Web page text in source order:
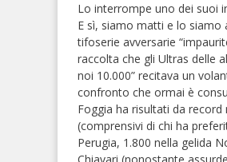
Lo interrompe uno dei suoi
E sì, siamo matti e lo siamo
tifoserie avversarie
raccolta che gli Ultras delle
noi 10.000” recitava un
confronto che ormai è
Foggia ha risultati da
(comprensivi di chi ha
Perugia, 1.800 nella gelida